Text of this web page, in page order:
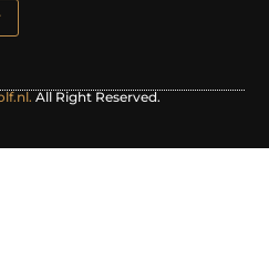
All Right Reserved.